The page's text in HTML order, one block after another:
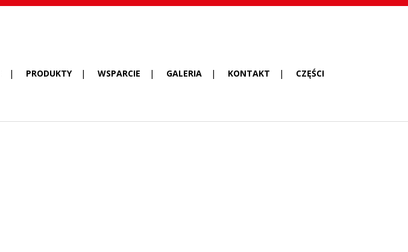
PRODUKTY WSPARCIE GALERIA KONTAKT CZĘŚCI